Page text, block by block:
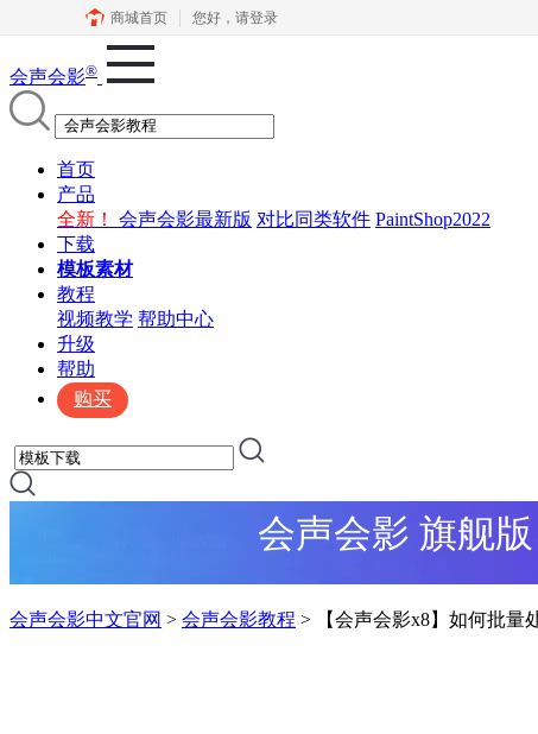
商城首页 您好， 请登录
会声会影®
首页
产品
全新！
会声会影最新版 对比同类软件 PaintShop2022
下载
模板素材
教程
视频教学 帮助中心
升级
帮助
购买
会声会影 旗舰版
会声会影中文官网 > 会声会影教程 > 【会声会影x8】如何批量